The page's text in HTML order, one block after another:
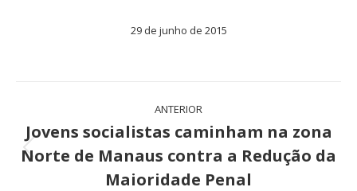
29 de junho de 2015
Navegação
de
post:
ANTERIOR
Post
anterior:
Jovens socialistas caminham na zona
Norte de Manaus contra a Redução da
Maioridade Penal